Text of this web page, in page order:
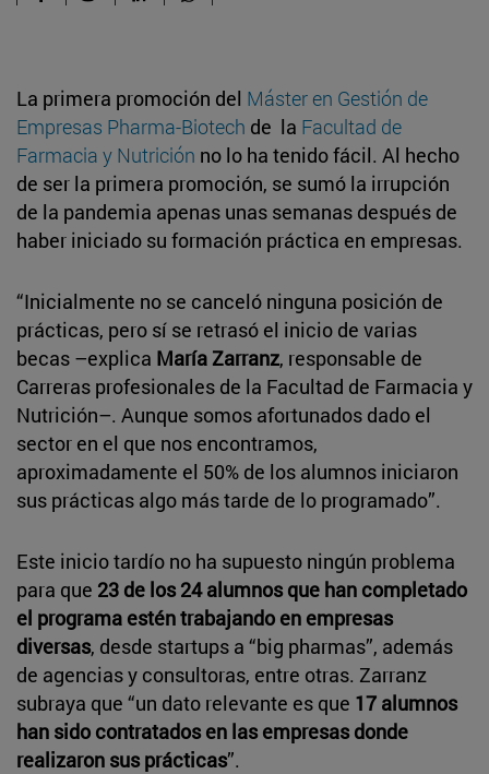
La primera promoción del Máster en Gestión de
Empresas Pharma-Biotech de la Facultad de
Farmacia y Nutrición no lo ha tenido fácil. Al hecho
de ser la primera promoción, se sumó la irrupción
de la pandemia apenas unas semanas después de
haber iniciado su formación práctica en empresas.
“Inicialmente no se canceló ninguna posición de
prácticas, pero sí se retrasó el inicio de varias
becas –explica María Zarranz, responsable de
Carreras profesionales de la Facultad de Farmacia y
Nutrición–. Aunque somos afortunados dado el
sector en el que nos encontramos,
aproximadamente el 50% de los alumnos iniciaron
sus prácticas algo más tarde de lo programado”.
Este inicio tardío no ha supuesto ningún problema
para que 23 de los 24 alumnos que han completado
el programa estén trabajando en empresas
diversas, desde startups a “big pharmas”, además
de agencias y consultoras, entre otras. Zarranz
subraya que “un dato relevante es que 17 alumnos
han sido contratados en las empresas donde
realizaron sus prácticas”.